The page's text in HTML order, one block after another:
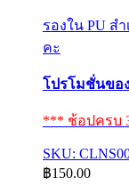
รองใน PU ส
คะ
โปรโมชั่นของ
*** ช้อปครบ
SKU:
฿150.00